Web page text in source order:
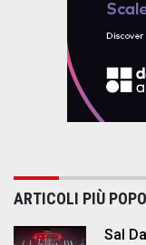
ARTICOLI PIÙ
Sal